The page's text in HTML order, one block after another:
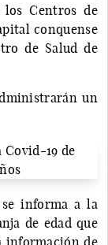
Centros de
conquense
de Salud de
un
se informa a la
de edad que
información de